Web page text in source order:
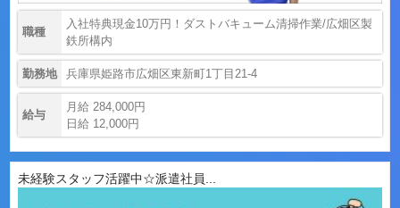
職種
入社特典現金10万円！ダストバキューム清掃作業/広畑区製
鉄所構内
勤務地 兵庫県姫路市広畑区東新町1丁目21-4
給与
月給 284,000円
日給 12,000円
未経験スタッフ活躍中☆派遣社員...